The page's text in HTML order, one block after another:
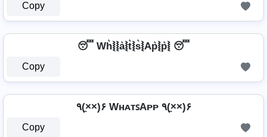
Copy
😴 Wh͛⦚⦚a͛⦚t͛⦚s͛⦚Ap͛⦚p͛⦚ 😴
Copy
٩(×̯×)۶ WʜᴀᴛꜱAᴘᴘ ٩(×̯×)۶
Copy